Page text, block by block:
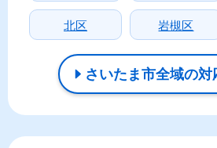
北区 岩槻区
さいたま市全域の